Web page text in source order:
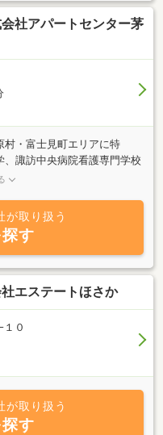
社アパートセンター茅
村・富士見町エリアに特
、諏訪中央病院看護専門学校
で送迎も可能ですのでお申
が取り扱う
す
エステートほさか
０
が取り扱う
す